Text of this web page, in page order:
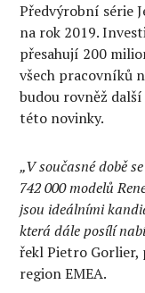
Předvýrobní série
na rok 2019.
přesahují 200
všech pracovníků
budou rovněž
této novinky.
„V současné době
742 000 modelů
jsou ideálními
která dále posílí
řekl Pietro Gorlier,
region EMEA.